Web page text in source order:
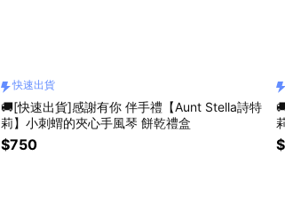
快速出貨
🚚[快速出貨]感謝有你 伴手禮【Aunt Stella詩特
莉】小刺蝟的夾心手風琴 餅乾禮盒
$750